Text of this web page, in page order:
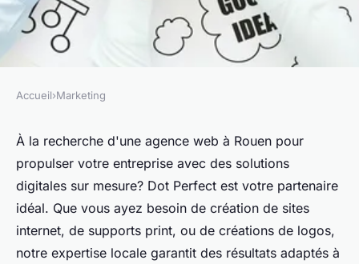
Agence web rouen : des
solutions digitales sur mesure
Alexis •1 août 2024•5 min de lecture
Accueil›Marketing
À la recherche d'une agence web à Rouen pour
propulser votre entreprise avec des solutions
digitales sur mesure? Dot Perfect est votre partenaire
idéal. Que vous ayez besoin de création de sites
internet, de supports print, ou de créations de logos,
notre expertise locale garantit des résultats adaptés à